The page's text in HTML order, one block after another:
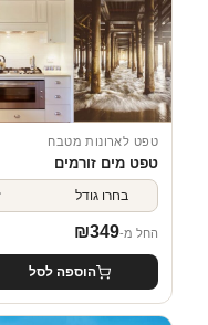
טפט לארונות מטבח
טפט מים זורמים
החל מ- ₪349
הוספה לסל